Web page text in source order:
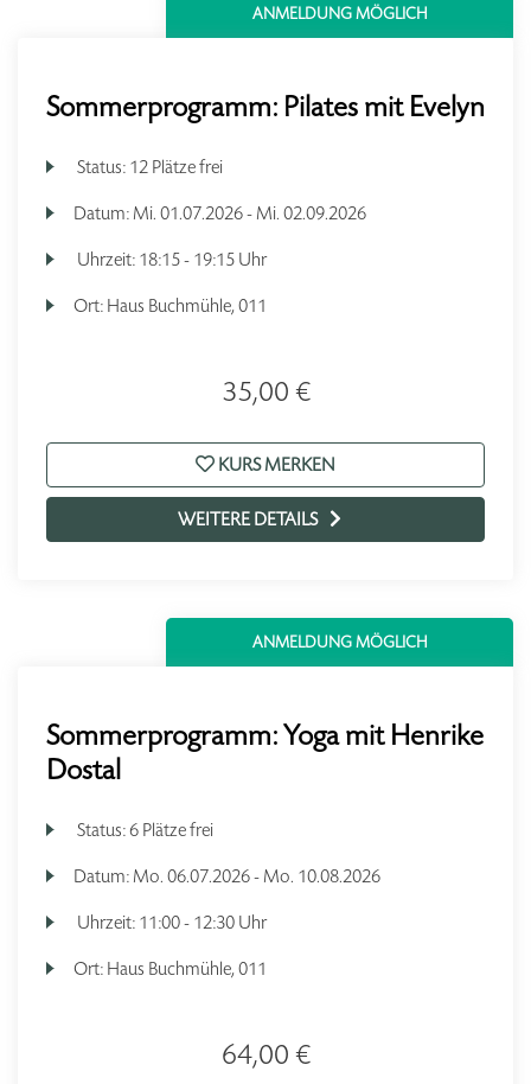
ANMELDUNG MÖGLICH
Sommerprogramm: Pilates mit Evelyn
Status: 12 Plätze frei
Datum: Mi. 01.07.2026 - Mi. 02.09.2026
Uhrzeit: 18:15 - 19:15 Uhr
Ort: Haus Buchmühle, 011
35,00 €
KURS MERKEN
WEITERE DETAILS
ANMELDUNG MÖGLICH
Sommerprogramm: Yoga mit Henrike
Dostal
Status:6 Plätze frei
Datum: Mo. 06.07.2026 - Mo. 10.08.2026
Uhrzeit: 11:00 - 12:30 Uhr
Ort: Haus Buchmühle, 011
64,00 €